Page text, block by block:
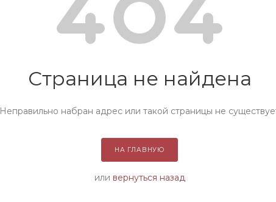
Страница не найдена
Неправильно набран адрес или такой страницы не
НА ГЛАВНУЮ
или вернуться назад